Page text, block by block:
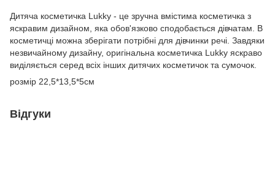
Дитяча косметичка Lukky - це зручна вмістима косметичка з
яскравим дизайном, яка обов'язково сподобається дівчатам. В
косметичці можна зберігати потрібні для дівчинки речі. Завдяки
незвичайному дизайну, оригінальна косметичка Lukky яскраво
виділяється серед всіх інших дитячих косметичок та сумочок.
розмір 22,5*13,5*5см
Відгуки